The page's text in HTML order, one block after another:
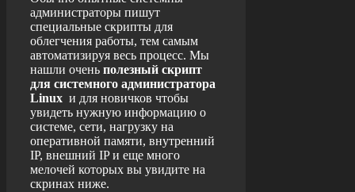
администраторы пишут
специальные скрипты для
облегчения работы, тем самым
автоматизируя весь процесс. Мы
нашли очень полезный скрипт
для системного администратора
Linux и для новичков чтобы
увидеть нужную информацию о
системе, сети, нагрузку на
оперативной памяти, внутренний
IP, внешний IP и еще много
мелочей которых вы увидите на
скринах ниже.